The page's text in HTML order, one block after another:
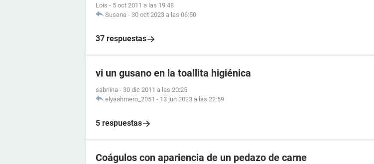
Lois - 5 oct 2011 a las 19:48
Susana - 30 oct 2023 a las 06:50
37 respuestas
vi un gusano en la toallita higiénica
sabriina - 30 dic 2011 a las 20:25
elyaahmero_2051 - 13 jun 2023 a las 22:59
5 respuestas
Coágulos con apariencia de un pedazo de carne